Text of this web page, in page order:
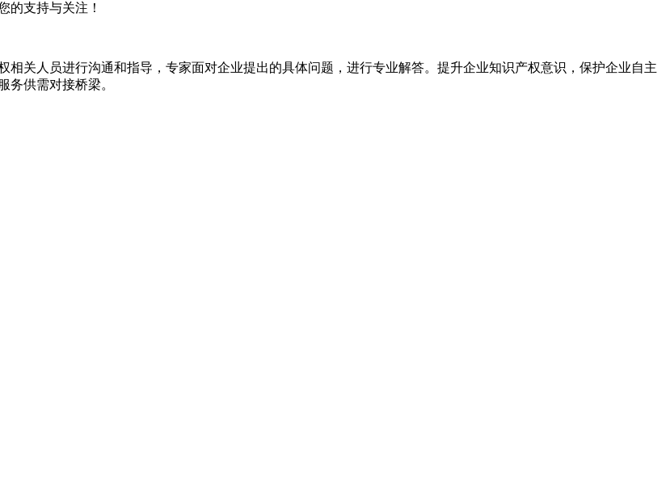
的支持与关注！
关人员进行沟通和指导，专家面对企业提出的具体问题，进行专业解答。提升企业知识产权意识，保护企业自主
务供需对接桥梁。